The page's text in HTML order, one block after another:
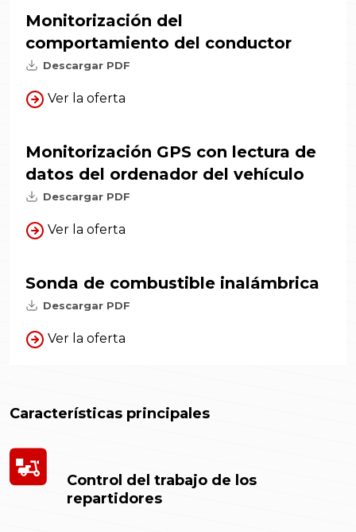
Monitorización del
comportamiento del conductor
Descargar PDF
Ver la oferta
Monitorización GPS con lectura de
datos del ordenador del vehículo
Descargar PDF
Ver la oferta
Sonda de combustible inalámbrica
Descargar PDF
Ver la oferta
Características principales
Control del trabajo de los
repartidores